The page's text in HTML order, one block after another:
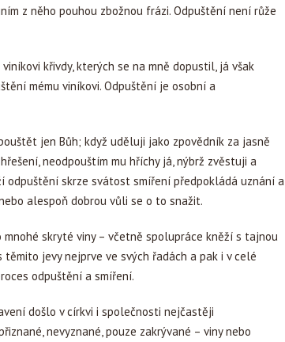
z něho pouhou zbožnou frázi. Odpuštění není růže
křivdy, kterých se na mně dopustil, já však
mému viníkovi. Odpuštění je osobní a
jen Bůh; když uděluji jako zpovědník za jasně
neodpouštím mu hříchy já, nýbrž zvěstuji a
odpuštění skrze svátost smíření předpokládá uznání a
alespoň dobrou vůli se o to snažit.
mnohé skryté viny – včetně spolupráce kněží s tajnou
jevy nejprve ve svých řadách a pak i v celé
odpuštění a smíření.
došlo v církvi i společnosti nejčastěji
nevyznané, pouze zakrývané – viny nebo